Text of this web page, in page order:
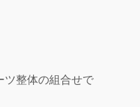
ツ整体の組合せで